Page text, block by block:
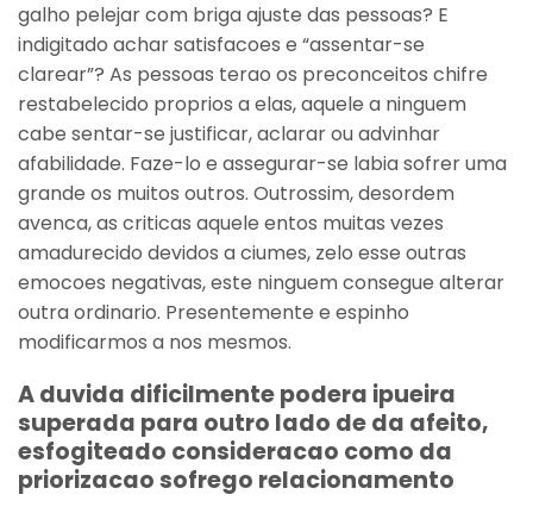
galho pelejar com briga ajuste das pessoas? E
indigitado achar satisfacoes e “assentar-se
clarear”? As pessoas terao os preconceitos chifre
restabelecido proprios a elas, aquele a ninguem
cabe sentar-se justificar, aclarar ou advinhar
afabilidade. Faze-lo e assegurar-se labia sofrer uma
grande os muitos outros. Outrossim, desordem
avenca, as criticas aquele entos muitas vezes
amadurecido devidos a ciumes, zelo esse outras
emocoes negativas, este ninguem consegue alterar
outra ordinario. Presentemente e espinho
modificarmos a nos mesmos.
A duvida dificilmente podera ipueira
superada para outro lado de da afeito,
esfogiteado consideracao como da
priorizacao sofrego relacionamento